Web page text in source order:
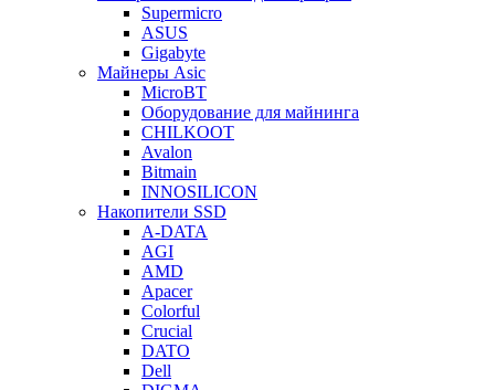
Supermicro
ASUS
Gigabyte
Майнеры Asic
MicroBT
Оборудование для майнинга
CHILKOOT
Avalon
Bitmain
INNOSILICON
Накопители SSD
A-DATA
AGI
AMD
Apacer
Colorful
Crucial
DATO
Dell